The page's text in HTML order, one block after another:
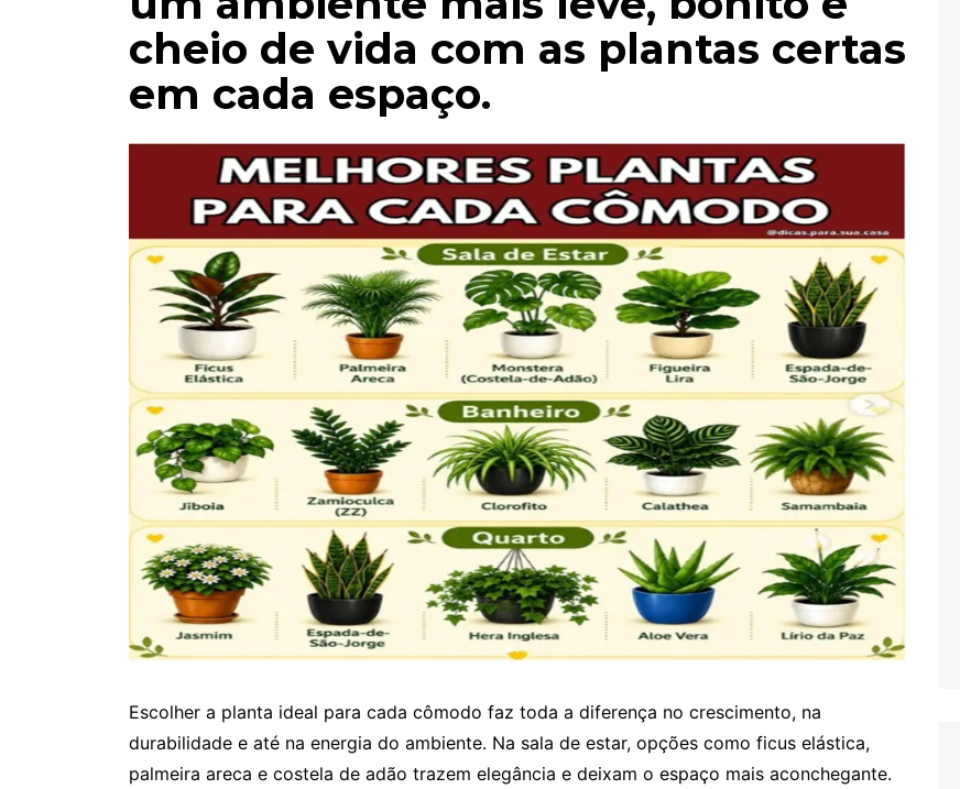
cheio de vida com as plantas certas
em cada espaço.
Escolher a planta ideal para cada cômodo faz toda a diferença no crescimento, na
durabilidade e até na energia do ambiente. Na sala de estar, opções como ficus elástica,
palmeira areca e costela de adão trazem elegância e deixam o espaço mais aconchegante.